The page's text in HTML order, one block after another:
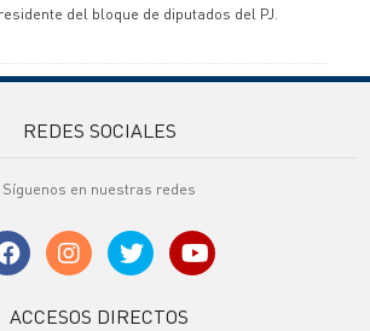
del bloque de diputados del PJ.
REDES SOCIALES
Síguenos en nuestras redes
ACCESOS DIRECTOS